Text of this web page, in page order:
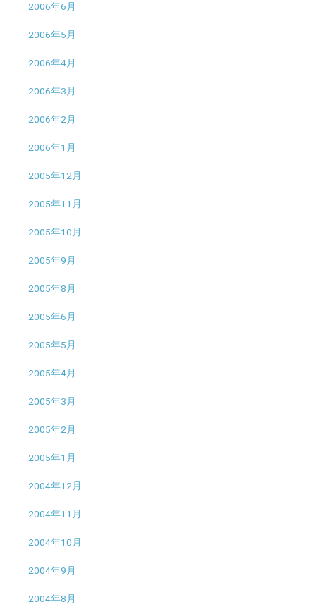
2006年6月
2006年5月
2006年4月
2006年3月
2006年2月
2006年1月
2005年12月
2005年11月
2005年10月
2005年9月
2005年8月
2005年6月
2005年5月
2005年4月
2005年3月
2005年2月
2005年1月
2004年12月
2004年11月
2004年10月
2004年9月
2004年8月